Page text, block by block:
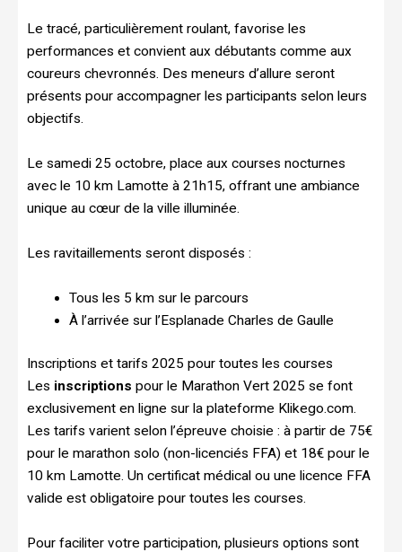
Le tracé, particulièrement roulant, favorise les
performances et convient aux débutants comme aux
coureurs chevronnés. Des meneurs d’allure seront
présents pour accompagner les participants selon leurs
objectifs.
Le samedi 25 octobre, place aux courses nocturnes
avec le 10 km Lamotte à 21h15, offrant une ambiance
unique au cœur de la ville illuminée.
Les ravitaillements seront disposés :
Tous les 5 km sur le parcours
À l’arrivée sur l’Esplanade Charles de Gaulle
Inscriptions et tarifs 2025 pour toutes les courses
Les inscriptions pour le Marathon Vert 2025 se font
exclusivement en ligne sur la plateforme Klikego.com.
Les tarifs varient selon l’épreuve choisie : à partir de 75€
pour le marathon solo (non-licenciés FFA) et 18€ pour le
10 km Lamotte. Un certificat médical ou une licence FFA
valide est obligatoire pour toutes les courses.
Pour faciliter votre participation, plusieurs options sont